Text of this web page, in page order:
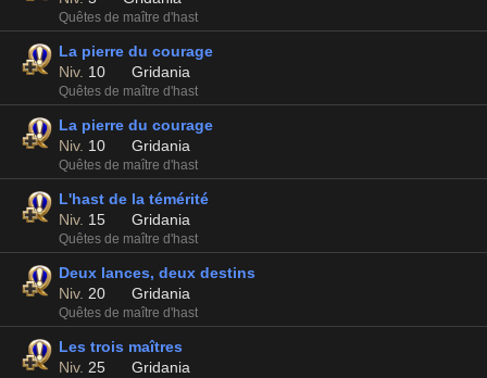
Quêtes de maître d'hast
La pierre du courage
Niv. 10 Gridania
Quêtes de maître d'hast
La pierre du courage
Niv. 10 Gridania
Quêtes de maître d'hast
L'hast de la témérité
Niv. 15 Gridania
Quêtes de maître d'hast
Deux lances, deux destins
Niv. 20 Gridania
Quêtes de maître d'hast
Les trois maîtres
Niv. 25 Gridania